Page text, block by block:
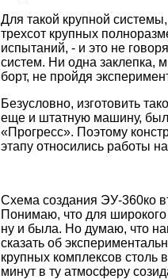
Для такой крупной
трехсот крупных
испытаний, - и это не
систем. Ни одна заклепка,
борт, не пройдя
Безусловно, изготовить
еще и штатную машину,
«Прогресс». Поэтому
этапу относились работы
Схема создания ЭУ-360ко
Понимаю, что для широкого
ну и была. Но думаю, что
сказать об
крупных комплексов столь
минут в ту атмосферу